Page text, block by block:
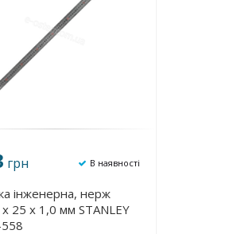
грн В наявності
інженерна, нерж
25 x 1,0 мм STANLEY